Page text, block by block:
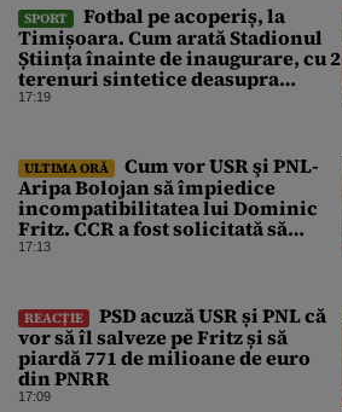
SPORT
Fotbal pe acoperiș, la
Timișoara. Cum arată Stadionul
Știința înainte de inaugurare, cu 2
terenuri sintetice deasupra
tribunei
17:19
ULTIMA ORĂ
Cum vor USR şi PNL-
Aripa Bolojan să împiedice
incompatibilitatea lui Dominic
Fritz. CCR a fost solicitată să
intervină
17:13
REACȚIE
PSD acuză USR și PNL că
vor să îl salveze pe Fritz și să
piardă 771 de milioane de euro
din PNRR
17:09